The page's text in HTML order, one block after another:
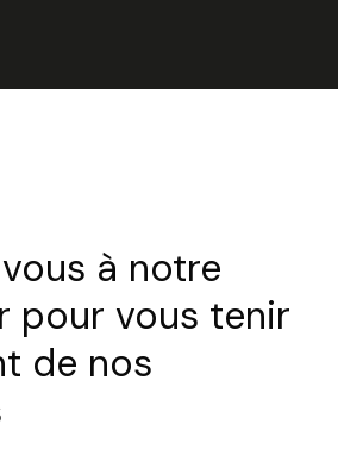
à notre
pour vous tenir
de nos